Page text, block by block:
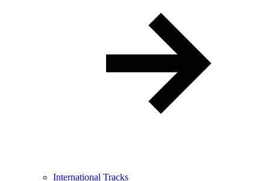
International Tracks